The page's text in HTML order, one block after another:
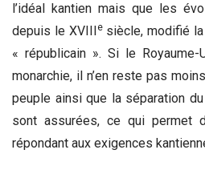
l’idéal kantien mais que les
depuis le XVIII
esiècle, modifié la
« républicain ». Si le
monarchie, il n’en reste pas
peuple ainsi que la séparation
sont assurées, ce qui permet
répondant aux exigences